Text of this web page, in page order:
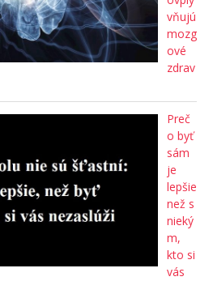
vňujú
mozg
ové
zdrav
Preč
o byť
sám
je
lepšie
než s
nieký
m,
kto si
vás